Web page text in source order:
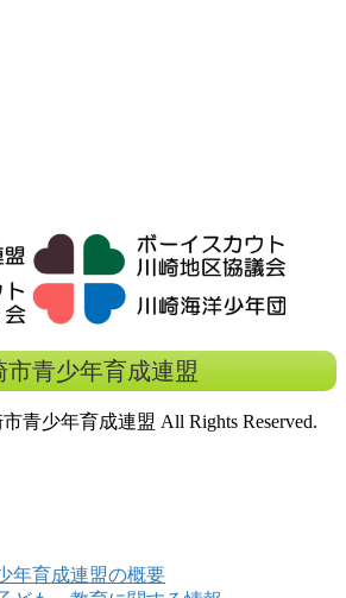
市青少年育成連盟
青少年育成連盟 All Rights Reserved.
年育成連盟の概要